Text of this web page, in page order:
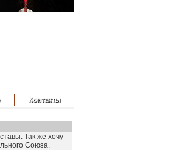
Контакты
Так же хочу
Союза.